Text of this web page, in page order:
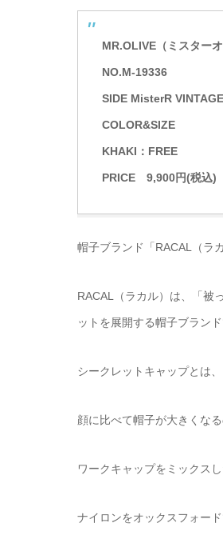
MR.OLIVE（ミスターオ
NO.M-19336
SIDE MisterR
COLOR&SIZE
KHAKI：FREE
PRICE 9,900円(税込)
帽子ブランド「RACAL（ラ
RACAL（ラカル）は、「被
ットを展開する帽子ブランド
シークレットキャップとは
顔に比べて帽子が大きくな
ワークキャップをミックス
ナイロンをオックスフォー